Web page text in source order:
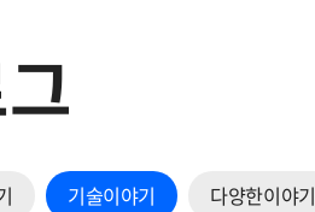
기술이야기 다양한이야기